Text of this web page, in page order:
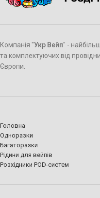
Компанія "Укр Вейп" -
та комплектуючих від
Європи.
Головна
Одноразки
Багаторазки
Рідини для вейпів
Розхідники POD-систем